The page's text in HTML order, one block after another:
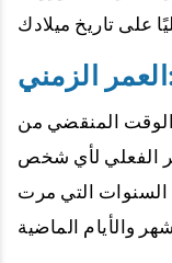
المنقضي من
الفعلي لأي شخص
التي مرت